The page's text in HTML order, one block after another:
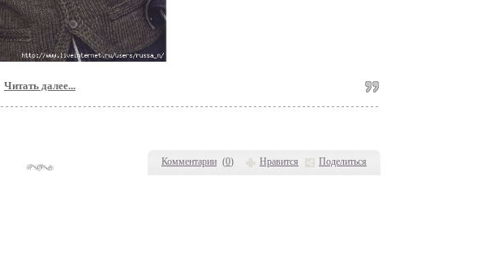
Комментарии (0) Нравится Поделиться
Читать далее...